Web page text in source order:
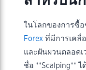
ในโลกของการซื้อ
Forex ที่มีการเคลื่
และผันผวนตลอด
ชื่อ **Scalping**